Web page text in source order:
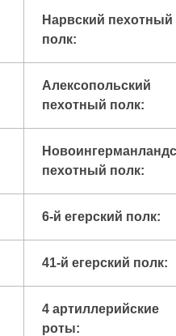
Нарвский пехотный
полк:
Алексопольский
пехотный полк:
пехотный полк:
6-й егерский полк:
41-й егерский полк:
4 артиллерийские
роты: